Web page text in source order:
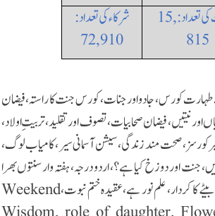
تعداد:15,
815
شرکاء کی تعداد:
72, 910
لئے طہارت کورس، جادو اور جنات، کورس جنت کا راستہ ، فیضان
نیتیں ، فیضان صحابیات ، تصوف اور تقلید، تربیتِ اولاد،
کورسز، صحت مند زندگی، سیشن آسمانی سیر، کامیاب لوگ،
جنت اور دوزخ کیا ہے؟، اردو درجہ، ہفتہ وار سنتوں بھرا
کا کردار، علم نور ہے،عقیدہ ختم نبوت،Weekend